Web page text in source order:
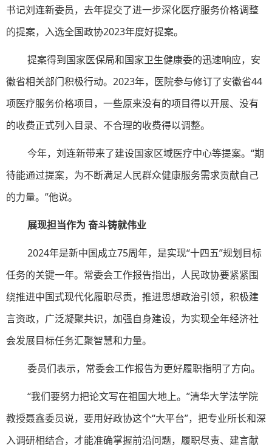
书记刘连新委员，去年提交了进一步深化医疗服务价格调整
的提案，入选全国政协2023年度好提案。
提案得到国家医保局和国家卫生健康委的迅速响应，安
徽省相关部门积极行动。2023年，医院参与修订了安徽省44
项医疗服务价格项目，一些原来没有的项目得以开展、没有
的收费正式列入目录、不合理的收费得以调整。
今年，刘连新带来了建设国家区域医疗中心等提案。“期
待能通过提案，为不断满足人民群众健康服务需求贡献自己
的力量。”他说。
展现担当作为 奋斗铸就伟业
2024年是新中国成立75周年，是实现“十四五”规划目标
任务的关键一年。常委会工作报告指出，人民政协要紧紧围
绕推进中国式现代化履职尽责，推进思想政治引领，积极建
言资政，广泛凝聚共识，加强自身建设，为实现全年经济社
会发展目标任务汇聚智慧和力量。
委员们表示，常委会工作报告为更好履职指明了方向。
“我们要努力把论文写在祖国大地上。”清华大学法学院
教授聂鑫委员说，要用好政协这个“大平台”，把专业所长和深
入调研相结合，才能准确掌握前沿问题，履职尽责、建言献